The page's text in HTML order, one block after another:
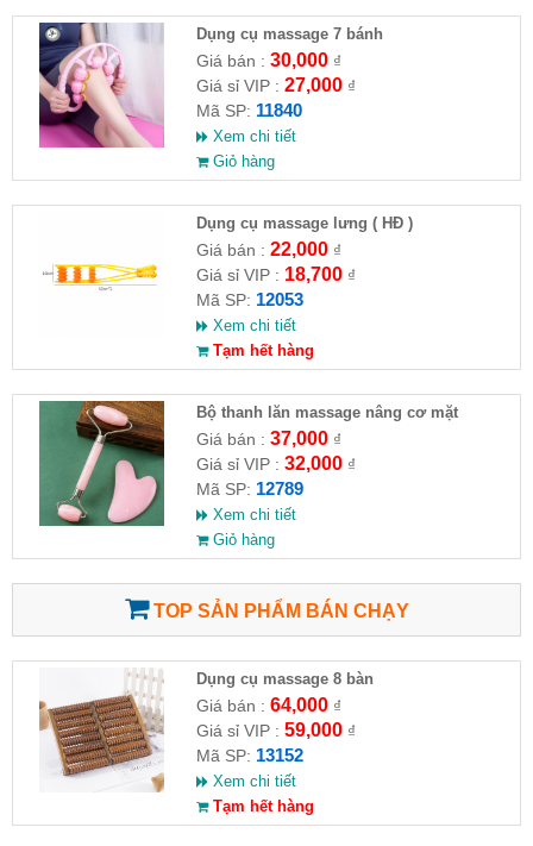
Dụng cụ massage 7 bánh
Giá bán : 30,000₫
Giá sỉ VIP : 27,000₫
Mã SP: 11840
Xem chi tiết
Giỏ hàng
Dụng cụ massage lưng ( HĐ )
Giá bán : 22,000₫
Giá sỉ VIP : 18,700₫
Mã SP: 12053
Xem chi tiết
Tạm hết hàng
Bộ thanh lăn massage nâng cơ mặt
Giá bán : 37,000₫
Giá sỉ VIP : 32,000₫
Mã SP: 12789
Xem chi tiết
Giỏ hàng
TOP SẢN PHẨM BÁN CHẠY
Dụng cụ massage 8 bàn
Giá bán : 64,000₫
Giá sỉ VIP : 59,000₫
Mã SP: 13152
Xem chi tiết
Tạm hết hàng